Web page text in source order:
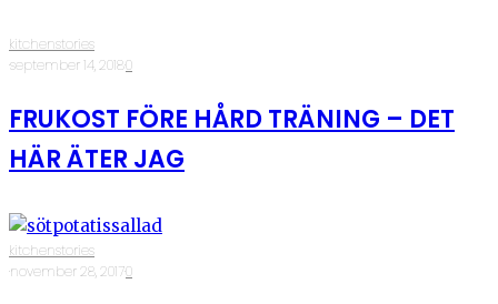
kitchenstories
·september 14, 2018·0
FRUKOST FÖRE HÅRD TRÄNING – DET
HÄR ÄTER JAG
kitchenstories
·november 28, 2017·0